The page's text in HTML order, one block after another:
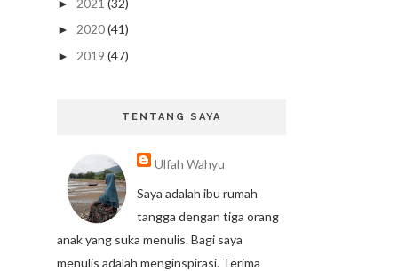
►
► 2020(41)
► 2019 (47)
TENTANG SAYA
Ulfah Wahyu
Saya adalah ibu rumah
tangga dengan tiga orang
anak yang suka menulis. Bagi saya
menulis adalah menginspirasi. Terima